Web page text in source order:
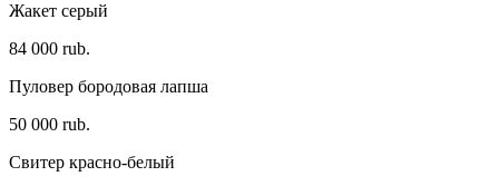
Жакет серый
84 000 rub.
Пуловер бородовая лапша
50 000 rub.
Свитер красно-белый